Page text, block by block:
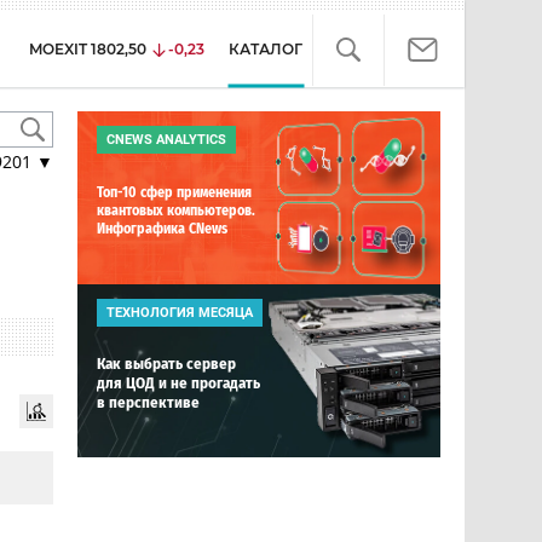
MOEXIT 1802,50 -0,23 КАТАЛОГ
▼
CNEWS ANALYTICS
Топ-10 сфер применения
квантовых компьютеров.
Инфографика CNews
ТЕХНОЛОГИЯ МЕСЯЦА
Как выбрать сервер
для ЦОД и не прогадать
в перспективе